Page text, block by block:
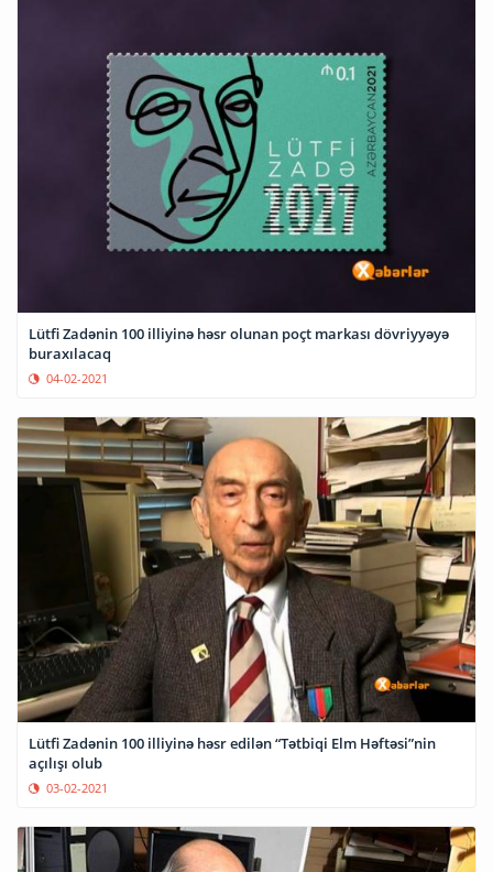
Lütfi Zadənin 100 illiyinə həsr olunan poçt markası dövriyyəyə
buraxılacaq
04-02-2021
Lütfi Zadənin 100 illiyinə həsr edilən “Tətbiqi Elm Həftəsi”nin
açılışı olub
03-02-2021